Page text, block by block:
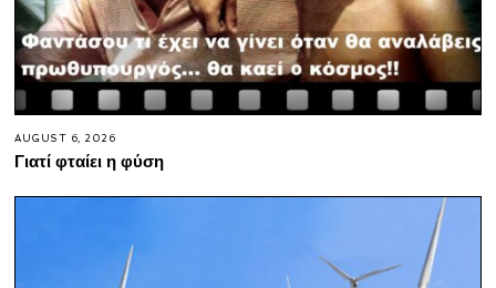
AUGUST 6, 2026
Γιατί φταίει η φύση